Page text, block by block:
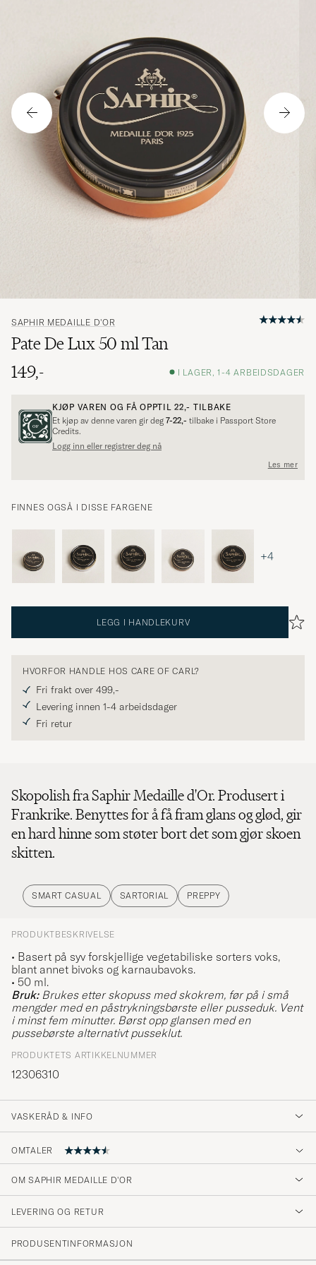
SAPHIR MEDAILLE D'OR
Pate De Lux 50 ml Tan
149,-
I LAGER, 1-4 ARBEIDSDAGER
KJØP VAREN OG FÅ OPPTIL22,- TILBAKE
Et kjøp av denne varen gir deg 7-22,- tilbake i Passport Store
Credits.
Logg inn eller registrer deg nå
Les mer
FINNES OGSÅ I DISSE FARGENE
+4
LEGG I HANDLEKURV
HVORFOR HANDLE HOS CARE OF CARL?
Fri frakt over 499,-
Levering innen 1-4 arbeidsdager
Fri retur
Skopolish fra Saphir Medaille d'Or. Produsert i
Frankrike. Benyttes for å få fram glans og glød, gir
en hard hinne som støter bort det som gjør skoen
skitten.
SMART CASUAL SARTORIAL PREPPY
PRODUKTBESKRIVELSE
• Basert på syv forskjellige vegetabiliske sorters voks,
blant annet bivoks og karnaubavoks.
• 50 ml.
Bruk:Brukes etter skopuss med skokrem, før på i små
mengder med en påstrykningsbørste eller pusseduk. Vent
i minst fem minutter. Børst opp glansen med en
pussebørste alternativt pusseklut.
PRODUKTETS ARTIKKELNUMMER
12306310
VASKERÅD & INFO
OMTALER
4.7
(23)
(0)
OM SAPHIR MEDAILLE D'OR
LEVERING OG RETUR
PRODUSENTINFORMASJON